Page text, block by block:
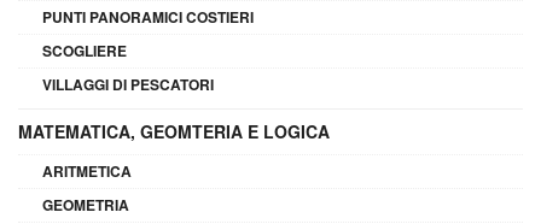
PUNTI PANORAMICI COSTIERI
SCOGLIERE
VILLAGGI DI PESCATORI
MATEMATICA, GEOMTERIA E LOGICA
ARITMETICA
GEOMETRIA